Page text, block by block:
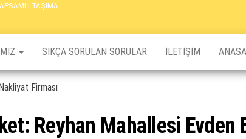
TAŞIMA
SIKÇA SORULAN SORULAR İLETIŞIM
Firması
Reyhan Mahallesi Evden